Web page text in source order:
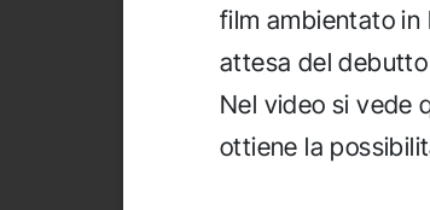
film ambientato
attesa del
Nel video si vede
ottiene la